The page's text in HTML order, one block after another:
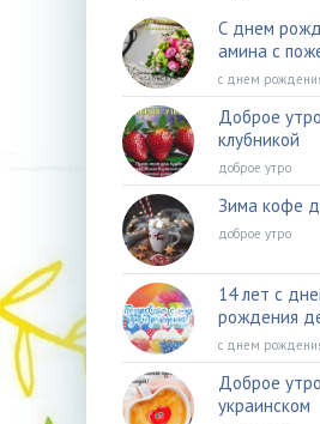
С днем
амина с
с днем
Доброе
клубникой
доброе утро
Зима кофе
доброе утро
14 лет с
рождения
с днем
Доброе
украинском